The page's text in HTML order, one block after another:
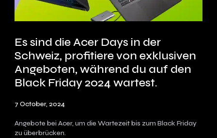
Es sind die Acer Days in der
Schweiz, profitiere von exklusiven
Angeboten, während du auf den
Black Friday 2024 wartest.
7 October, 2024
Angebote bei Acer, um die Wartezeit bis zum Black Friday
zu überbrücken.